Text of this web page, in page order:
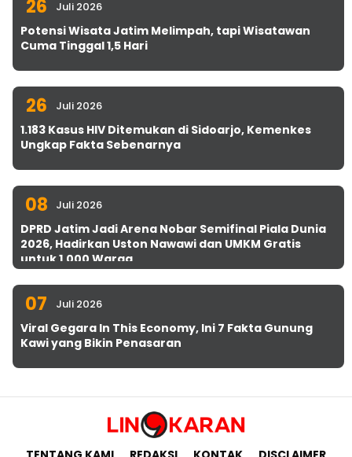
26 Juli 2026
Potensi Wisata Jatim Melimpah, tapi Wisatawan
Cuma Tinggal 1,5 Hari
26 Juli 2026
1.183 Kasus HIV Ditemukan di Sidoarjo, Kemenkes
Ungkap Fakta Sebenarnya
08 Juli 2026
DPRD Jatim Jadi Arena Nobar Semifinal Piala Dunia
2026, Hadirkan Uston Nawawi dan UMKM Gratis
untuk 1.000 Warga
07 Juli 2026
Viral Gegara In This Economy, Ini 7 Fakta Gunung
Kawi yang Bikin Penasaran